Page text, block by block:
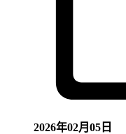
2026年02月05日